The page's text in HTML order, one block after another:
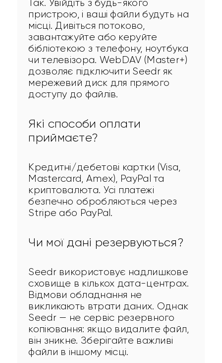
Так. Увійдіть з будь-якого
пристрою, і ваші файли будуть на
місці. Дивіться потоково,
завантажуйте або керуйте
бібліотекою з телефону, ноутбука
чи телевізора. WebDAV (Master+)
дозволяє підключити Seedr як
мережевий диск для прямого
доступу до файлів.
Які способи оплати
приймаєте?
Кредитні/дебетові картки (Visa,
Mastercard, Amex), PayPal та
криптовалюта. Усі платежі
безпечно обробляються через
Stripe або PayPal.
Чи мої дані резервуються?
Seedr використовує надлишкове
сховище в кількох дата-центрах.
Відмови обладнання не
викликають втрати даних. Однак
Seedr — не сервіс резервного
копіювання: якщо видалите файл,
він зникне. Зберігайте важливі
файли в іншому місці.